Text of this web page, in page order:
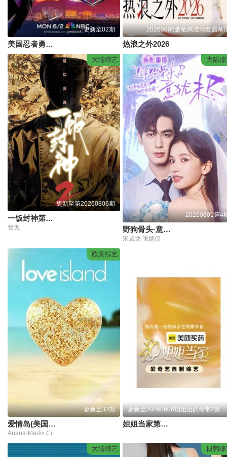
更新至02期
美国忍者勇士第18季
20260806萧敬腾澄清造谣落
热浪之外2026
大陆综艺
更新至第20260806期
一饭封神第二季
暂无
大陆
20260801第4
野狗骨头·意犹未尽
宋威龙 张婧仪
欧美综艺
更新至33期
爱情岛(美国版)第八季
Ariana·Madix,Ciara·Miller,Tefi·Pessoa
更新至20260806期姐姐的母带2第4期下
姐姐当家第二季
大陆综艺 日韩